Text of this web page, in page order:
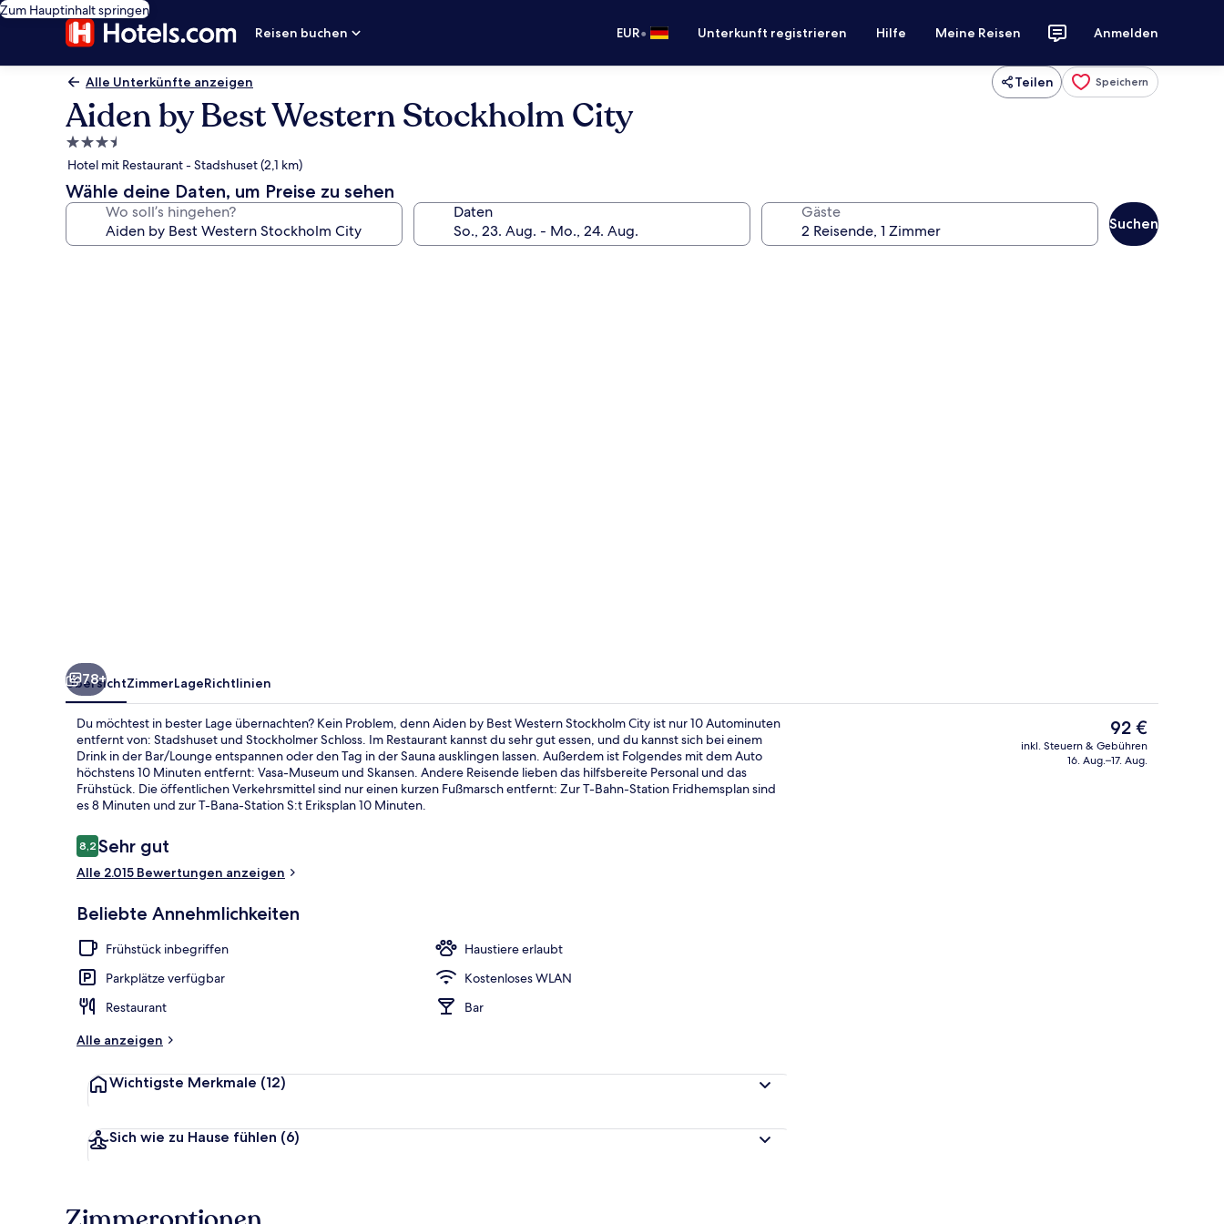
Zum Hauptinhalt springen
Reisen buchen
EUR• Unterkunft registrieren Hilfe Meine Reisen Anmelden
Alle Unterkünfte anzeigen Teilen Speichern
Aiden by Best Western Stockholm City
3.5-
Sterne-
Unterkunft
Hotel mit Restaurant - Stadshuset (2,1 km)
Wähle deine Daten, um Preise zu sehen
Wo soll’s hingehen? Daten Gäste
Suchen
78+
ÜbersichtZimmerLageRichtlinien
Du möchtest in bester Lage übernachten? Kein Problem, denn Aiden by Best Western Stockholm City ist nur 10 Autominuten
entfernt von: Stadshuset und Stockholmer Schloss. Im Restaurant kannst du sehr gut essen, und du kannst sich bei einem
Drink in der Bar/Lounge entspannen oder den Tag in der Sauna ausklingen lassen. Außerdem ist Folgendes mit dem Auto
höchstens 10 Minuten entfernt: Vasa-Museum und Skansen. Andere Reisende lieben das hilfsbereite Personal und das
Frühstück. Die öffentlichen Verkehrsmittel sind nur einen kurzen Fußmarsch entfernt: Zur T-Bahn-Station Fridhemsplan sind
es 8 Minuten und zur T-Bana-Station S:t Eriksplan 10 Minuten.
Bewertungen
8,28,2 von 10.
Sehr gut
Alle 2.015 Bewertungen anzeigen
Beliebte Annehmlichkeiten
Frühstück inbegriffen
Haustiere erlaubt
Parkplätze verfügbar
Kostenloses WLAN
Restaurant
Bar
Alle anzeigen
Wichtigste Merkmale (12)
Sich wie zu Hause fühlen (6)
Der
aktuelle
Preis
92 €
inkl. Steuern & Gebühren
16. Aug.–17. Aug.